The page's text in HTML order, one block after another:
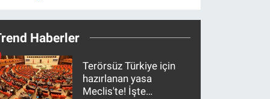
Haberler
Terörsüz Türkiye için
hazırlanan yasa
Meclis'te! İşte